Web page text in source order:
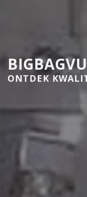
ONTDEK